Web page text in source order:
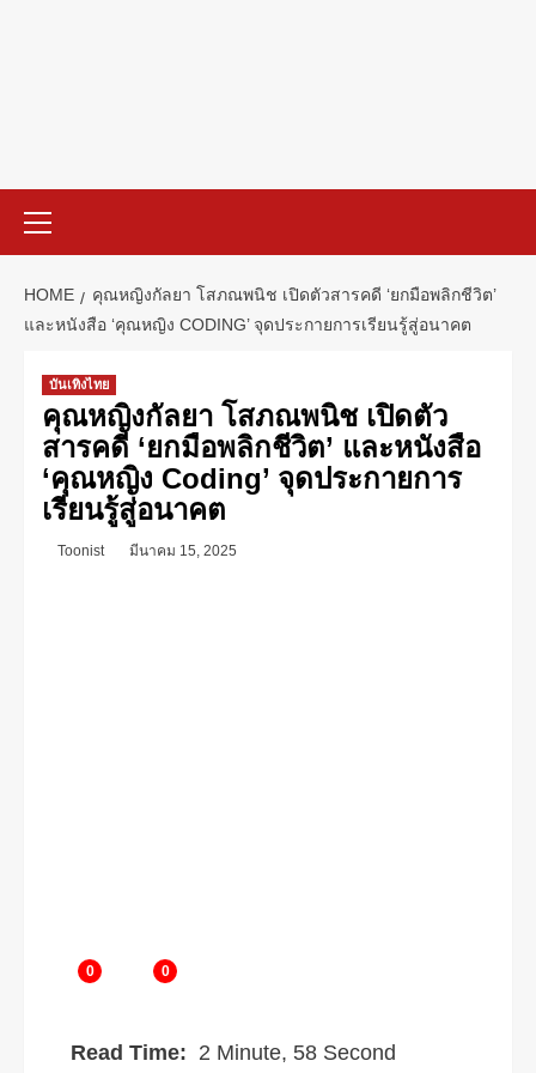
HOME
คุณหญิงกัลยา โสภณพนิช เปิดตัวสารคดี ‘ยกมือพลิกชีวิต’
และหนังสือ ‘คุณหญิง CODING’ จุดประกายการเรียนรู้สู่อนาคต
บันเทิงไทย
คุณหญิงกัลยา โสภณพนิช เปิดตัว
สารคดี ‘ยกมือพลิกชีวิต’ และหนังสือ
‘คุณหญิง Coding’ จุดประกายการ
เรียนรู้สู่อนาคต
Toonist มีนาคม 15, 2025
0 0
Read Time: 2 Minute, 58 Second